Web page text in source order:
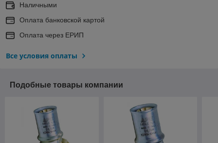
Наличными
Оплата банковской картой
Оплата через ЕРИП
Все условия оплаты
Подобные товары компании